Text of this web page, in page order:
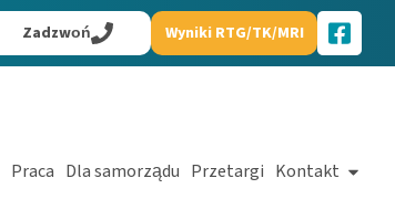
Zadzwoń Wyniki RTG/TK/MRI
Praca Dla samorządu Przetargi Kontakt